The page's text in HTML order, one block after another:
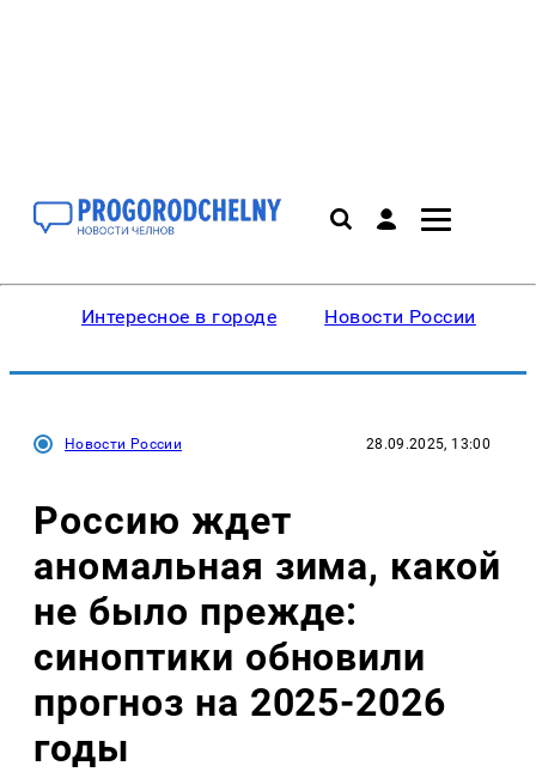
Интересное в городе Новости России
Новости России 28.09.2025, 13:00
Россию ждет
аномальная зима, какой
не было прежде:
синоптики обновили
прогноз на 2025-2026
годы